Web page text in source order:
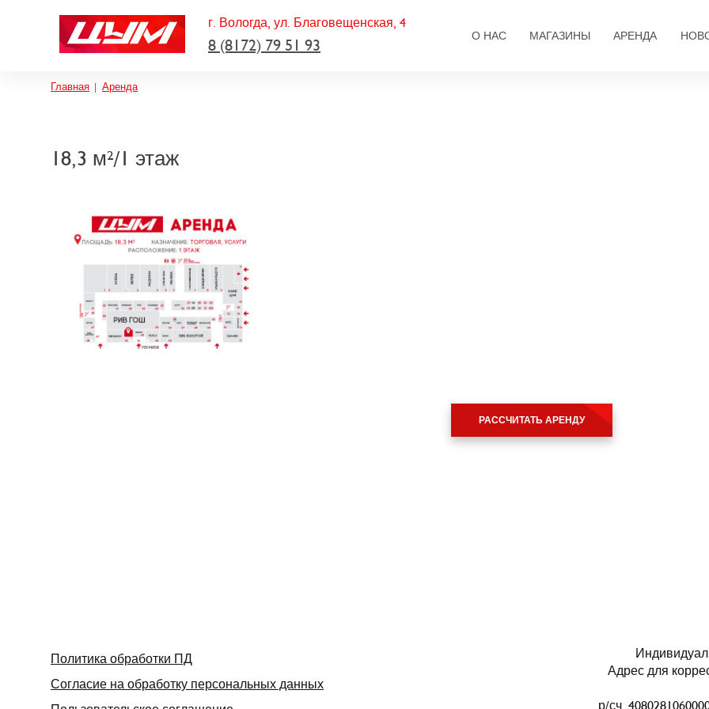
г. Вологда, ул. Благовещенская, 4
8 (8172) 79 51 93 Основная
О НАС МАГАЗИНЫ АРЕНДА
Строка навигации
Главная Аренда
18,3 м²/1 этаж
РАССЧИТАТЬ АРЕНДУ
Политика обработки ПД
Согласие на обработку персональных данных
Адрес для
р/сч